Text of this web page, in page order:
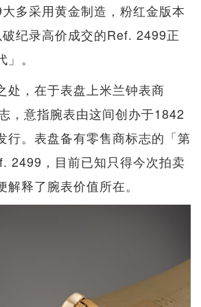
多采用黄金制造，粉红金版本
纪录高价成交的Ref. 2499正
。
处，在于表盘上米兰钟表商
，意指腕表由这间创办于1842
行。表盘备有零售商标志的「第
2499，目前已知只得今次拍卖
释了腕表价值所在。